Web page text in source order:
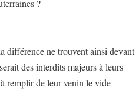
?
différence ne trouvent ainsi devant
des interdits majeurs à leurs
remplir de leur venin le vide